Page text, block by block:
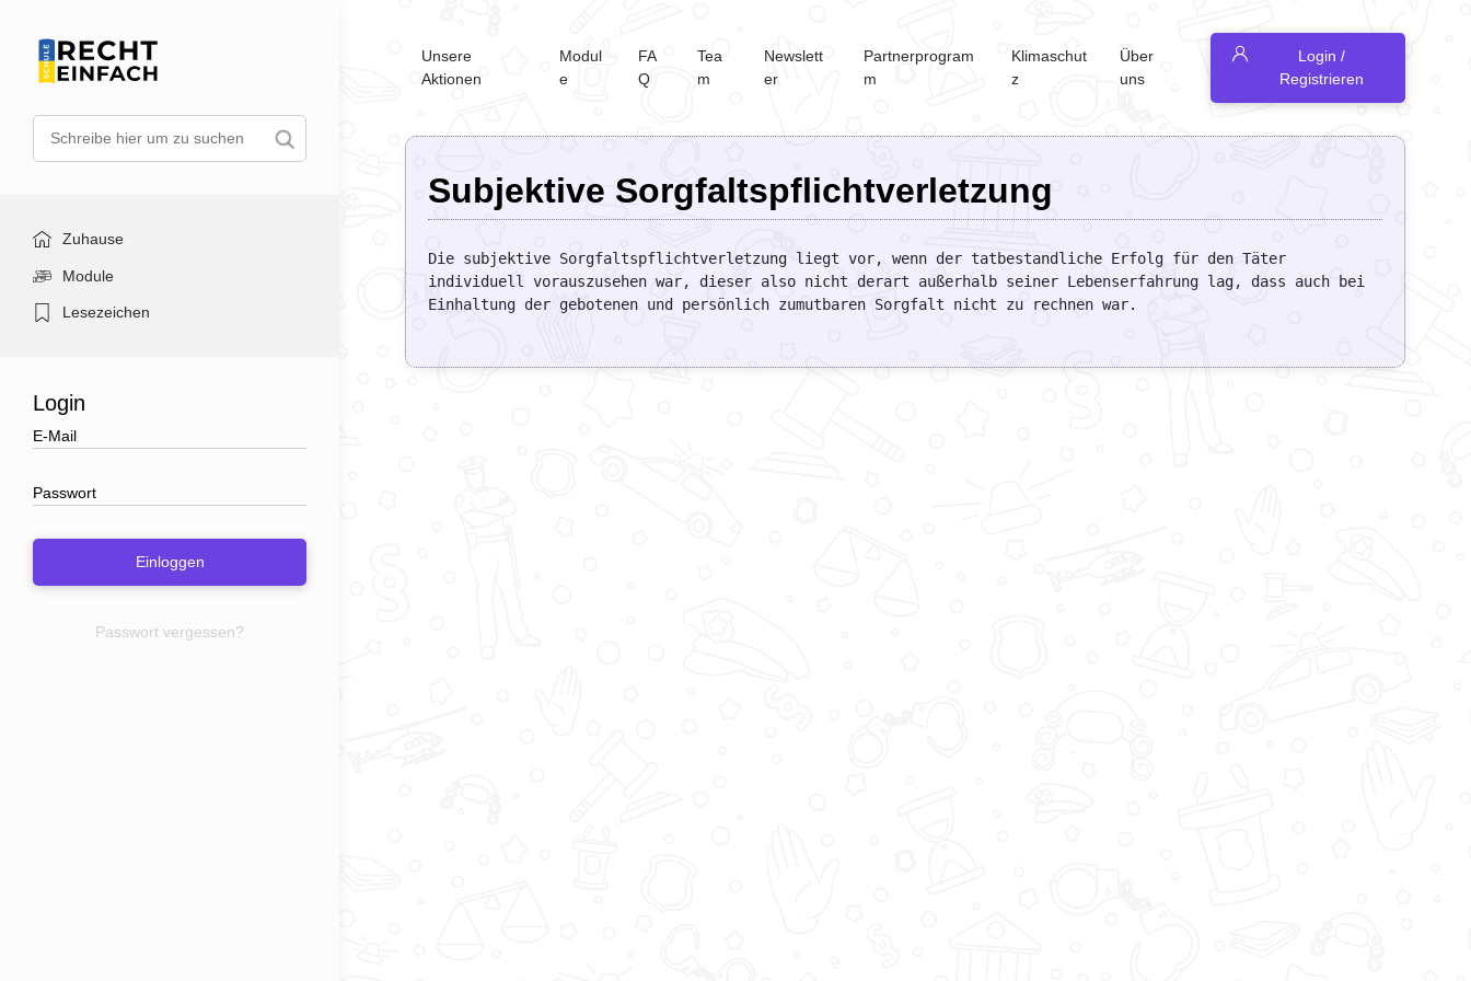
Zuhause
Module
Lesezeichen
Login
Einloggen
Passwort vergessen?
Unsere
Aktionen
Modul
e
FA
Q
Tea
m
Newslett
er
Partnerprogram
m
Klimaschut
z
Über
uns
Login /
Registrieren
Subjektive Sorgfaltspflichtverletzung
Die subjektive Sorgfaltspflichtverletzung liegt vor, wenn der tatbestandliche Erfolg für den Täter
individuell vorauszusehen war, dieser also nicht derart außerhalb seiner Lebenserfahrung lag, dass auch bei
Einhaltung der gebotenen und persönlich zumutbaren Sorgfalt nicht zu rechnen war.